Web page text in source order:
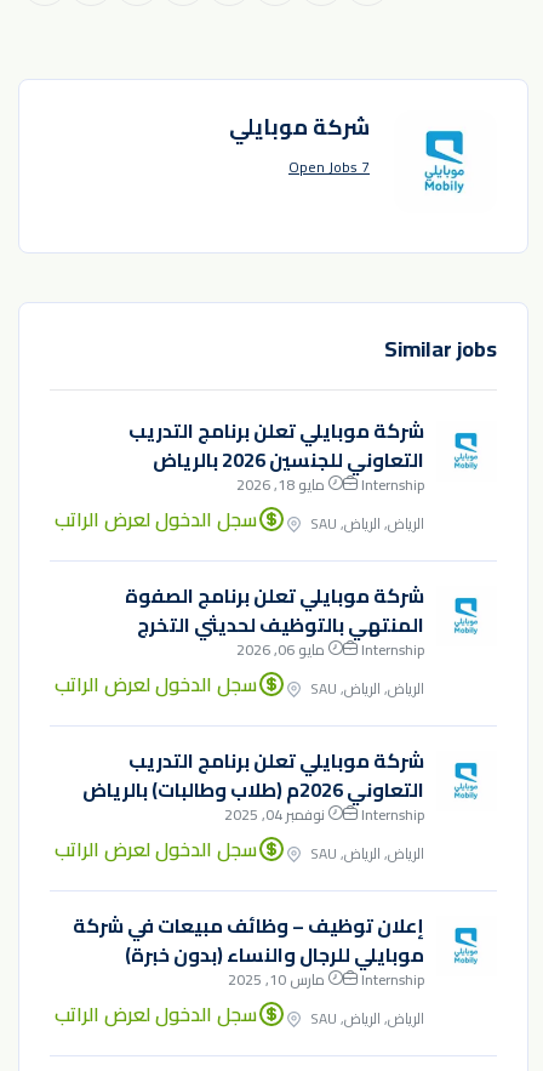
شركة موبايلي
7 Open Jobs
Similar jobs
شركة موبايلي تعلن برنامج التدريب
التعاوني للجنسين 2026 بالرياض
Internship
مايو 18, 2026
الرياض, الرياض, SAU
سجل الدخول لعرض الراتب
شركة موبايلي تعلن برنامج الصفوة
المنتهي بالتوظيف لحديثي التخرج
Internship
مايو 06, 2026
الرياض, الرياض, SAU
سجل الدخول لعرض الراتب
شركة موبايلي تعلن برنامج التدريب
التعاوني 2026م (طلاب وطالبات) بالرياض
Internship
نوفمبر 04, 2025
الرياض, الرياض, SAU
سجل الدخول لعرض الراتب
إعلان توظيف – وظائف مبيعات في شركة
موبايلي للرجال والنساء (بدون خبرة)
Internship
مارس 10, 2025
الرياض, الرياض, SAU
سجل الدخول لعرض الراتب